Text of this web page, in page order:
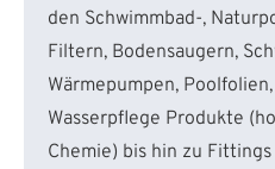
den Schwimmbad-,
Filtern, Bodensaugern,
Wärmepumpen,
Wasserpflege Produkte
Chemie) bis hin zu